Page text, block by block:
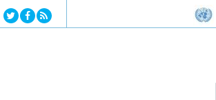
Jump to navigation